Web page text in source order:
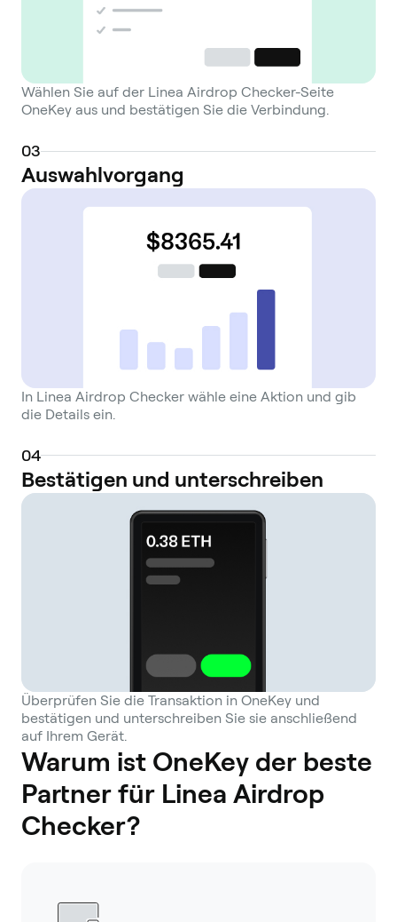
Wählen Sie auf der Linea Airdrop Checker-Seite
OneKey aus und bestätigen Sie die Verbindung.
03
Auswahlvorgang
In Linea Airdrop Checker wähle eine Aktion und gib
die Details ein.
04
Bestätigen und unterschreiben
Überprüfen Sie die Transaktion in OneKey und
bestätigen und unterschreiben Sie sie anschließend
auf Ihrem Gerät.
Warum ist OneKey der beste
Partner für Linea Airdrop
Checker?